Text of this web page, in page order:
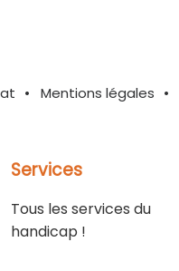
Mentions légales
Services
Tous les services du
handicap !